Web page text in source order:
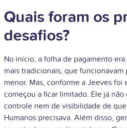
Quais foram os
desafios?
No início, a folha de pagamento
mais tradicionais, que funcionavam
menor. Mas, conforme a Jeeves foi
começou a ficar limitado. Ele já
controle nem de visibilidade de
Humanos precisava. Além disso,